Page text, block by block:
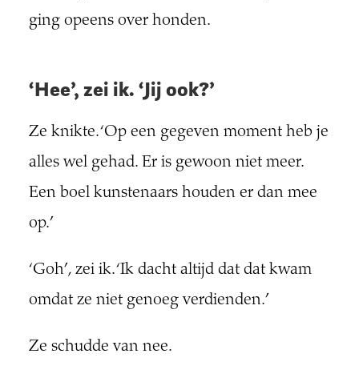
ging opeens over honden.
‘Hee’, zei ik. ‘Jij ook?’
Ze knikte. ‘Op een gegeven moment heb je
alles wel gehad. Er is gewoon niet meer.
Een boel kunstenaars houden er dan mee
op.’
‘Goh’, zei ik. ‘Ik dacht altijd dat dat kwam
omdat ze niet genoeg verdienden.’
Ze schudde van nee.